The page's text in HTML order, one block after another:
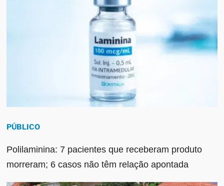
PÚBLICO
Polilaminina: 7 pacientes que receberam produto
morreram; 6 casos não têm relação apontada